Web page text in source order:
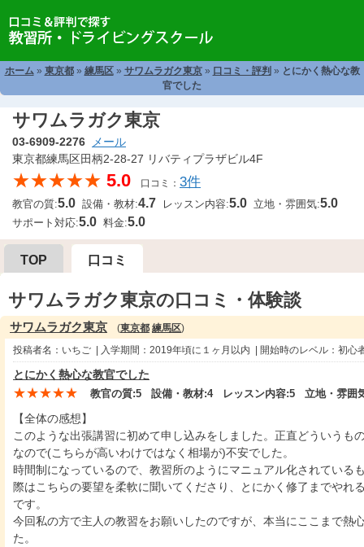
ホーム» 東京都» 練馬区» サワムラガク東京» 口コミ・評判 » とにかく熱心な教
官でした
サワムラガク東京
03-6909-2276
メール
東京都練馬区田柄2-28-27 リバティプラザビル4F
★★★★★ 5.0 口コミ： 3件
教官の質:5.0 設備・教材:4.7 レッスン内容:5.0 立地・雰囲気:5.0
サポート対応:5.0 料金:5.0
TOP 口コミ
サワムラガク東京の口コミ・体験談
サワムラガク東京 (東京都 練馬区)
投稿者名：いちご | 入学期間：2019年頃に１ヶ月以内 | 開始時のレベル：初心
とにかく熱心な教官でした
★★★★★ 教官の質:5 設備・教材:4レッスン内容:5 立地・雰囲
【全体の感想】
このような出張講習に初めて申し込みをしました。正直どういうも
なので(こちらが高いわけではなく相場が)不安でした。
時間制になっているので、教習所のようにマニュアル化されている
際はこちらの要望を柔軟に聞いてくださり、とにかく修了までやれ
です。
今回私の方で主人の教習をお願いしたのですが、本当にここまで熱
た。